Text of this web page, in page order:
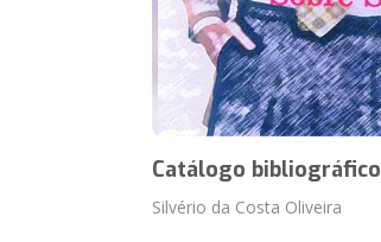
Catálogo
Silvério da Costa Oliveira